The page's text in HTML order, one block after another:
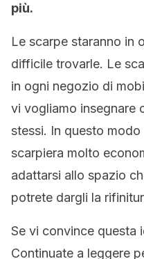
più.
Le scarpe staranno in
difficile trovarle. Le
in ogni negozio di
vi vogliamo insegnare
stessi. In questo
scarpiera molto
adattarsi allo spazio
potrete dargli la
Se vi convince questa
Continuate a leggere